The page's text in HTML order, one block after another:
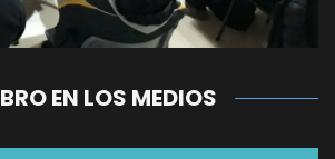
EN LOS MEDIOS